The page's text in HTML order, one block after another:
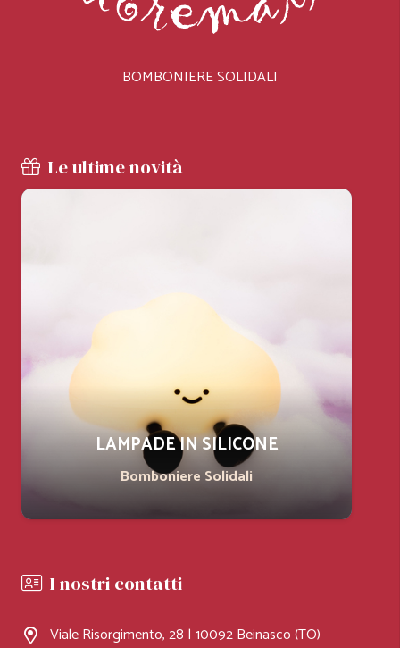
BOMBONIERE SOLIDALI
Le ultime novità
LAMPADE IN SILICONE
Bomboniere Solidali
I nostri contatti
Viale Risorgimento, 28 | 10092 Beinasco (TO)